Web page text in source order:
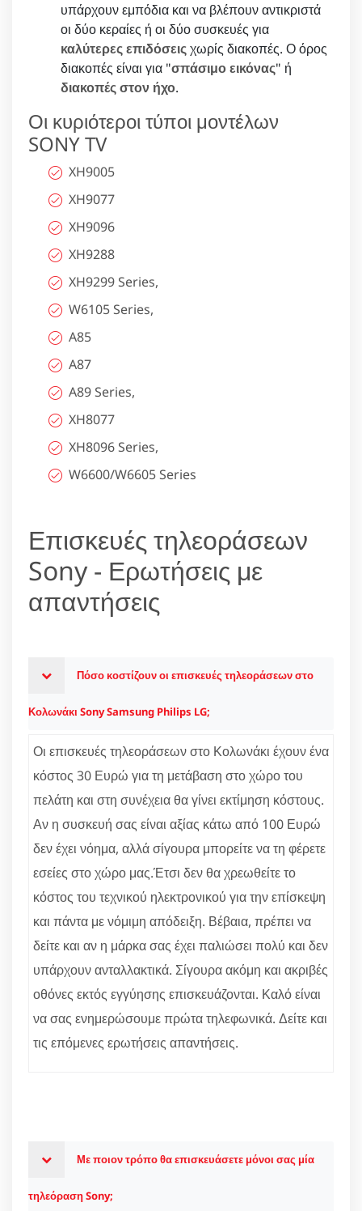
υπάρχουν εμπόδια και να βλέπουν αντικριστά
οι δύο κεραίες ή οι δύο συσκευές για
καλύτερες επιδόσειςχωρίς διακοπές. Ο όρος
διακοπές είναι για "σπάσιμο εικόνας" ή
διακοπές στον ήχο.
Οι κυριότεροι τύποι μοντέλων
SONY TV
XH9005
XH9077
XH9096
XH9288
XH9299 Series,
W6105 Series,
A85
A87
A89 Series,
XH8077
XH8096 Series,
W6600/W6605 Series
Επισκευές τηλεοράσεων
Sony - Ερωτήσεις με
απαντήσεις
Πόσο κοστίζουν οι επισκευές τηλεοράσεων στο
Κολωνάκι Sony Samsung Philips LG;
Οι επισκευές τηλεοράσεων στο Κολωνάκι έχουν ένα
κόστος 30 Ευρώ για τη μετάβαση στο χώρο του
πελάτη και στη συνέχεια θα γίνει εκτίμηση κόστους.
Αν η συσκευή σας είναι αξίας κάτω από 100 Ευρώ
δεν έχει νόημα, αλλά σίγουρα μπορείτε να τη φέρετε
εσείες στο χώρο μας.Έτσι δεν θα χρεωθείτε το
κόστος του τεχνικού ηλεκτρονικού για την επίσκεψη
και πάντα με νόμιμη απόδειξη. Βέβαια, πρέπει να
δείτε και αν η μάρκα σας έχει παλιώσει πολύ και δεν
υπάρχουν ανταλλακτικά. Σίγουρα ακόμη και ακριβές
οθόνες εκτός εγγύησης επισκευάζονται. Καλό είναι
να σας ενημερώσουμε πρώτα τηλεφωνικά. Δείτε και
τις επόμενες ερωτήσεις απαντήσεις.
Με ποιον τρόπο θα επισκευάσετε μόνοι σας μία
τηλεόραση Sony;